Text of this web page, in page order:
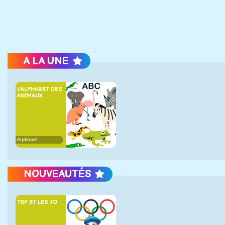
A LA UNE
L'ALPHABET DES
ANIMAUX
Alphabet
NOUVEAUTÉS
TEF ET LES JO